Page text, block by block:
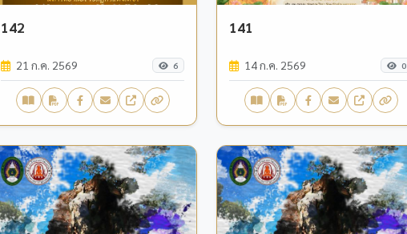
142
21 ก.ค. 2569 6
141
14 ก.ค. 2569 0